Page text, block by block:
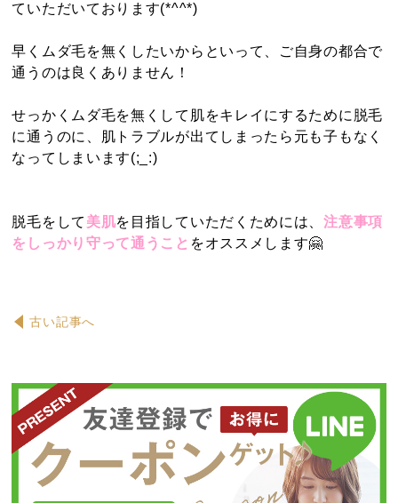
ていただいております(*^^*)
早くムダ毛を無くしたいからといって、ご自身の都合で
通うのは良くありません！
せっかくムダ毛を無くして肌をキレイにするために脱毛
に通うのに、肌トラブルが出てしまったら元も子もなく
なってしまいます(;_:)
脱毛をして 美肌を目指していただくためには、注意事項
をしっかり守って通うこと をオススメします🤗
古い記事へ